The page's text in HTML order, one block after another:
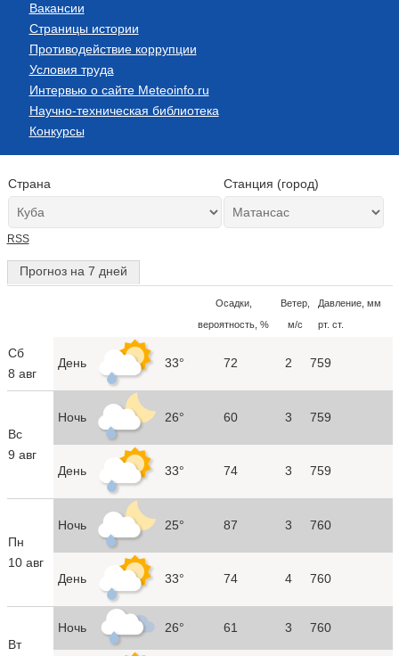
Вакансии
Страницы истории
Противодействие коррупции
Условия труда
Интервью о сайте Meteoinfo.ru
Научно-техническая библиотека
Конкурсы
Страна Станция (город)
RSS
Прогноз на 7 дней
Осадки,
вероятность, %
Ветер,
м/с
Давление, мм
рт. ст.
Сб
8 авг
День 33° 72 2 759
Вс
9 авг
Ночь 26° 60 3 759
День 33° 74 3 759
Пн
10 авг
Ночь 25° 87 3 760
День 33° 74 4 760
Вт
Ночь 26° 61 3 760